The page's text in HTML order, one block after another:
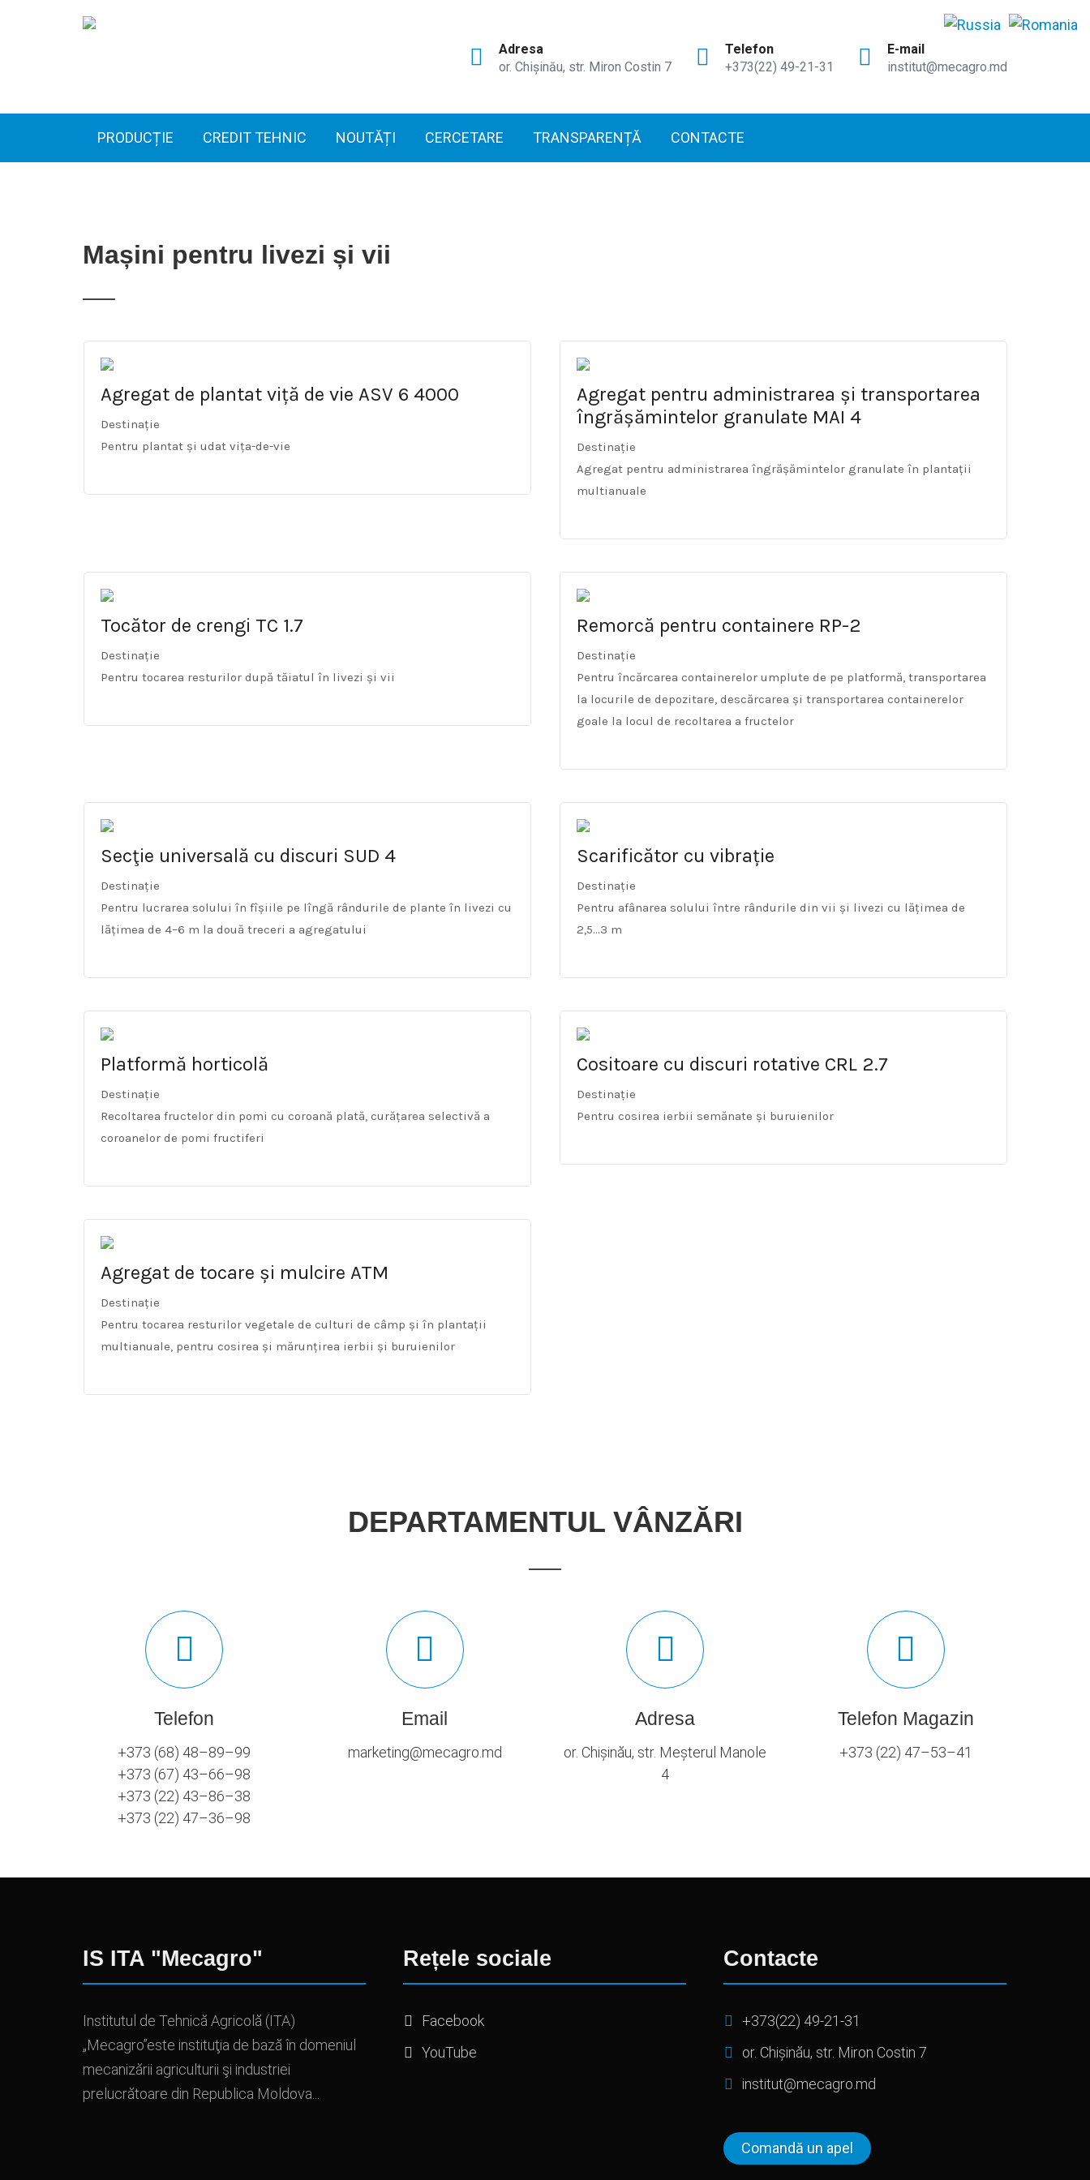
Adresa
or. Chișinău, str. Miron Costin 7
Telefon
+373(22) 49-21-31
E-mail
institut@mecagro.md
PRODUCȚIE CREDIT TEHNIC NOUTĂȚI CERCETARE TRANSPARENȚĂ CONTACTE
Mașini pentru livezi și vii
Agregat de plantat viță de vie ASV 6 4000
Destinație
Pentru plantat și udat vița-de-vie
Agregat pentru administrarea și transportarea
îngrășămintelor granulate MAI 4
Destinație
Agregat pentru administrarea îngrășămintelor granulate în plantații
multianuale
Tocător de crengi TC 1.7
Destinație
Pentru tocarea resturilor după tăiatul în livezi și vii
Remorcă pentru containere RP-2
Destinație
Pentru încărcarea containerelor umplute de pe platformă, transportarea
la locurile de depozitare, descărcarea și transportarea containerelor
goale la locul de recoltarea a fructelor
Secţie universală cu discuri SUD 4
Destinație
Pentru lucrarea solului în fîșiile pe lîngă rândurile de plante în livezi cu
lățimea de 4–6 m la două treceri a agregatului
Scarificător cu vibrație
Destinație
Pentru afânarea solului între rândurile din vii și livezi cu lățimea de
2,5…3 m
Platformă horticolă
Destinație
Recoltarea fructelor din pomi cu coroană plată, curățarea selectivă a
coroanelor de pomi fructiferi
Cositoare cu discuri rotative CRL 2.7
Destinație
Pentru cosirea ierbii semănate și buruienilor
Agregat de tocare și mulcire ATM
Destinație
Pentru tocarea resturilor vegetale de culturi de câmp și în plantații
multianuale, pentru cosirea și mărunțirea ierbii și buruienilor
DEPARTAMENTUL VÂNZĂRI
Telefon
+373 (68) 48–89–99
+373 (67) 43–66–98
+373 (22) 43–86–38
+373 (22) 47–36–98
Email
marketing@mecagro.md
Adresa
or. Chișinău, str. Meșterul Manole
4
Telefon Magazin
+373 (22) 47–53–41
IS ITA "Mecagro"
Institutul de Tehnică Agricolă (ITA)
„Mecagro”este instituţia de bază în domeniul
mecanizării agriculturii şi industriei
prelucrătoare din Republica Moldova...
Rețele sociale
Facebook
YouTube
Contacte
+373(22) 49-21-31
or. Chișinău, str. Miron Costin 7
institut@mecagro.md
Comandă un apel